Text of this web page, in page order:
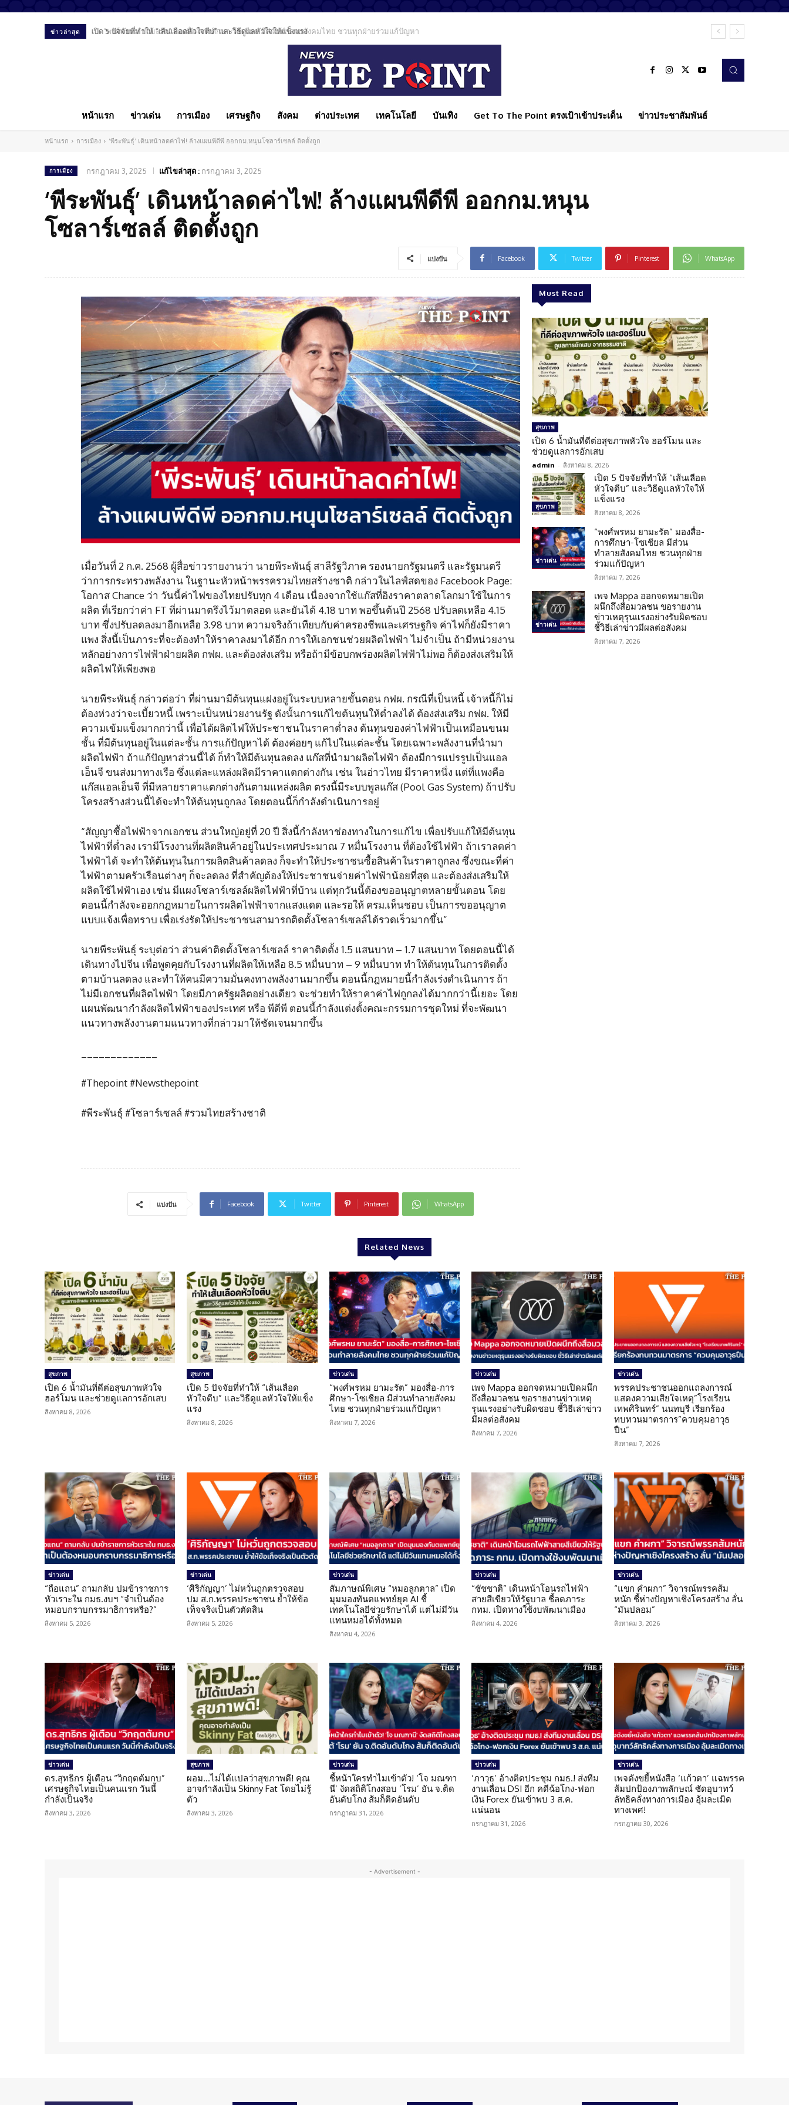
ข่าวล่าสุด “พงศ์พรหม ยามะรัต” มองสื่อ-การศึกษา-โซเชียล มีส่วนทำลายสังคมไทย ชวนทุกฝ่ายร่วมแก้ปัญหา
หน้าแรก ข่าวเด่น การเมือง เศรษฐกิจ สังคม ต่างประเทศ เทคโนโลยี บันเทิง Get To The Point ตรงเป้าเข้าประเด็น ข่าวประชาสัมพันธ์
หน้าแรก การเมือง ‘พีระพันธุ์’ เดินหน้าลดค่าไฟ! ล้างแผนพีดีพี ออกกม.หนุนโซลาร์เซลล์ ติดตั้งถูก
การเมือง กรกฎาคม 3, 2025 แก้ไขล่าสุด : กรกฎาคม 3, 2025
‘พีระพันธุ์’ เดินหน้าลดค่าไฟ! ล้างแผนพีดีพี ออกกม.หนุน
โซลาร์เซลล์ ติดตั้งถูก
แบ่งปัน Facebook Twitter Pinterest WhatsApp
เมื่อวันที่ 2 ก.ค. 2568 ผู้สื่อข่าวรายงานว่า นายพีระพันธุ์ สาลีรัฐวิภาค รองนายกรัฐมนตรี และรัฐมนตรี
ว่าการกระทรวงพลังงาน ในฐานะหัวหน้าพรรครวมไทยสร้างชาติ กล่าวในไลฟ์สดของ Facebook Page:
โอกาส Chance ว่า วันนี้ค่าไฟของไทยปรับทุก 4 เดือน เนื่องจากใช้แก๊สที่อิงราคาตลาดโลกมาใช้ในการ
ผลิต ที่เรียกว่าค่า FT ที่ผ่านมาตรึงไว้มาตลอด และยันได้ 4.18 บาท พอขึ้นต้นปี 2568 ปรับลดเหลือ 4.15
บาท ซึ่งปรับลดลงมาอีกเหลือ 3.98 บาท ความจริงถ้าเทียบกับค่าครองชีพและเศรษฐกิจ ค่าไฟก็ยังมีราคา
แพง สิ่งนี้เป็นภาระที่จะต้องทำให้ราคาลงมาได้อีก การให้เอกชนช่วยผลิตไฟฟ้า ไม่จำเป็น ถ้ามีหน่วยงาน
หลักอย่างการไฟฟ้าฝ่ายผลิต กฟผ. และต้องส่งเสริม หรือถ้ามีข้อบกพร่องผลิตไฟฟ้าไม่พอ ก็ต้องส่งเสริมให้
ผลิตไฟให้เพียงพอ
นายพีระพันธุ์ กล่าวต่อว่า ที่ผ่านมามีต้นทุนแฝงอยู่ในระบบหลายขั้นตอน กฟผ. กรณีที่เป็นหนี้ เจ้าหนี้ก็ไม่
ต้องห่วงว่าจะเบี้ยวหนี้ เพราะเป็นหน่วยงานรัฐ ดังนั้นการแก้ไขต้นทุนให้ต่ำลงได้ ต้องส่งเสริม กฟผ. ให้มี
ความเข้มแข็งมากกว่านี้ เพื่อได้ผลิตไฟให้ประชาชนในราคาต่ำลง ต้นทุนของค่าไฟฟ้าเป็นเหมือนขนม
ชั้น ที่มีต้นทุนอยู่ในแต่ละชั้น การแก้ปัญหาได้ ต้องค่อยๆ แก้ไปในแต่ละชั้น โดยเฉพาะพลังงานที่นำมา
ผลิตไฟฟ้า ถ้าแก้ปัญหาส่วนนี้ได้ ก็ทำให้มีต้นทุนลดลง แก๊สที่นำมาผลิตไฟฟ้า ต้องมีการแปรรูปเป็นแอล
เอ็นจี ขนส่งมาทางเรือ ซึ่งแต่ละแหล่งผลิตมีราคาแตกต่างกัน เช่น ในอ่าวไทย มีราคาหนึ่ง แต่ที่แพงคือ
แก๊สแอลเอ็นจี ที่มีหลายราคาแตกต่างกันตามแหล่งผลิต ตรงนี้มีระบบพูลแก๊ส (Pool Gas System) ถ้าปรับ
โครงสร้างส่วนนี้ได้จะทำให้ต้นทุนถูกลง โดยตอนนี้ก็กำลังดำเนินการอยู่
“สัญญาซื้อไฟฟ้าจากเอกชน ส่วนใหญ่อยู่ที่ 20 ปี สิ่งนี้กำลังหาช่องทางในการแก้ไข เพื่อปรับแก้ให้มีต้นทุน
ไฟฟ้าที่ต่ำลง เรามีโรงงานที่ผลิตสินค้าอยู่ในประเทศประมาณ 7 หมื่นโรงงาน ที่ต้องใช้ไฟฟ้า ถ้าเราลดค่า
ไฟฟ้าได้ จะทำให้ต้นทุนในการผลิตสินค้าลดลง ก็จะทำให้ประชาชนซื้อสินค้าในราคาถูกลง ซึ่งขณะที่ค่า
ไฟฟ้าตามครัวเรือนต่างๆ ก็จะลดลง ที่สำคัญต้องให้ประชาชนจ่ายค่าไฟฟ้าน้อยที่สุด และต้องส่งเสริมให้
ผลิตใช้ไฟฟ้าเอง เช่น มีแผงโซลาร์เซลล์ผลิตไฟฟ้าที่บ้าน แต่ทุกวันนี้ต้องขออนุญาตหลายขั้นตอน โดย
ตอนนี้กำลังจะออกกฎหมายในการผลิตไฟฟ้าจากแสงแดด และรอให้ ครม.เห็นชอบ เป็นการขออนุญาต
แบบแจ้งเพื่อทราบ เพื่อเร่งรัดให้ประชาชนสามารถติดตั้งโซลาร์เซลล์ได้รวดเร็วมากขึ้น”
นายพีระพันธุ์ ระบุต่อว่า ส่วนค่าติดตั้งโซลาร์เซลล์ ราคาติดตั้ง 1.5 แสนบาท – 1.7 แสนบาท โดยตอนนี้ได้
เดินทางไปจีน เพื่อพูดคุยกับโรงงานที่ผลิตให้เหลือ 8.5 หมื่นบาท – 9 หมื่นบาท ทำให้ต้นทุนในการติดตั้ง
ตามบ้านลดลง และทำให้คนมีความมั่นคงทางพลังงานมากขึ้น ตอนนี้กฎหมายนี้กำลังเร่งดำเนินการ ถ้า
ไม่มีเอกชนที่ผลิตไฟฟ้า โดยมีภาครัฐผลิตอย่างเดียว จะช่วยทำให้ราคาค่าไฟถูกลงได้มากกว่านี้เยอะ โดย
แผนพัฒนากำลังผลิตไฟฟ้าของประเทศ หรือ พีดีพี ตอนนี้กำลังแต่งตั้งคณะกรรมการชุดใหม่ ที่จะพัฒนา
แนวทางพลังงานตามแนวทางที่กล่าวมาให้ชัดเจนมากขึ้น
#Thepoint #Newsthepoint
#พีระพันธุ์ #โซลาร์เซลล์ #รวมไทยสร้างชาติ
แบ่งปัน Facebook Twitter Pinterest WhatsApp
Must Read
สุขภาพ
เปิด 6 น้ำมันที่ดีต่อสุขภาพหัวใจ ฮอร์โมน และ
ช่วยดูแลการอักเสบ
admin - สิงหาคม 8, 2026
สุขภาพ
เปิด 5 ปัจจัยที่ทำให้ “เส้นเลือด
หัวใจตีบ” และวิธีดูแลหัวใจให้
แข็งแรง
สิงหาคม 8, 2026
ข่าวเด่น
“พงศ์พรหม ยามะรัต” มองสื่อ-
การศึกษา-โซเชียล มีส่วน
ทำลายสังคมไทย ชวนทุกฝ่าย
ร่วมแก้ปัญหา
สิงหาคม 7, 2026
ข่าวเด่น
เพจ Mappa ออกจดหมายเปิด
ผนึกถึงสื่อมวลชน ขอรายงาน
ข่าวเหตุรุนแรงอย่างรับผิดชอบ
ชี้วิธีเล่าข่าวมีผลต่อสังคม
สิงหาคม 7, 2026
Related News
สุขภาพ
เปิด 6 น้ำมันที่ดีต่อสุขภาพหัวใจ
ฮอร์โมน และช่วยดูแลการอักเสบ
สิงหาคม 8, 2026
สุขภาพ
เปิด 5 ปัจจัยที่ทำให้ “เส้นเลือด
หัวใจตีบ” และวิธีดูแลหัวใจให้แข็ง
แรง
สิงหาคม 8, 2026
ข่าวเด่น
“พงศ์พรหม ยามะรัต” มองสื่อ-การ
ศึกษา-โซเชียล มีส่วนทำลายสังคม
ไทย ชวนทุกฝ่ายร่วมแก้ปัญหา
สิงหาคม 7, 2026
ข่าวเด่น
เพจ Mappa ออกจดหมายเปิดผนึก
ถึงสื่อมวลชน ขอรายงานข่าวเหตุ
รุนแรงอย่างรับผิดชอบ ชี้วิธีเล่าข่าว
มีผลต่อสังคม
สิงหาคม 7, 2026
ข่าวเด่น
พรรคประชาชนออกแถลงการณ์
แสดงความเสียใจเหตุ”โรงเรียน
เทพศิรินทร์” นนทบุรี เรียกร้อง
ทบทวนมาตรการ”ควบคุมอาวุธ
ปืน”
สิงหาคม 7, 2026
ข่าวเด่น
“ถือแถน” ถามกลับ ปมข้าราชการ
หัวเราะใน กมธ.งบฯ “จำเป็นต้อง
หมอบกราบกรรมาธิการหรือ?”
สิงหาคม 5, 2026
ข่าวเด่น
‘ศิริกัญญา’ ไม่หวั่นถูกตรวจสอบ
ปม ส.ก.พรรคประชาชน ย้ำให้ข้อ
เท็จจริงเป็นตัวตัดสิน
สิงหาคม 5, 2026
ข่าวเด่น
สัมภาษณ์พิเศษ “หมอลูกตาล” เปิด
มุมมองทันตแพทย์ยุค AI ชี้
เทคโนโลยีช่วยรักษาได้ แต่ไม่มีวัน
แทนหมอได้ทั้งหมด
สิงหาคม 4, 2026
ข่าวเด่น
“ชัชชาติ” เดินหน้าโอนรถไฟฟ้า
สายสีเขียวให้รัฐบาล ชี้ลดภาระ
กทม. เปิดทางใช้งบพัฒนาเมือง
สิงหาคม 4, 2026
ข่าวเด่น
“แขก คำผกา” วิจารณ์พรรคส้ม
หนัก ชี้ห่างปัญหาเชิงโครงสร้าง ลั่น
“มันปลอม”
สิงหาคม 3, 2026
ข่าวเด่น
ดร.สุทธิกร ผู้เตือน “วิกฤตต้มกบ”
เศรษฐกิจไทยเป็นคนแรก วันนี้
กำลังเป็นจริง
สิงหาคม 3, 2026
สุขภาพ
ผอม…ไม่ได้แปลว่าสุขภาพดี! คุณ
อาจกำลังเป็น Skinny Fat โดยไม่รู้
ตัว
สิงหาคม 3, 2026
ข่าวเด่น
ชี้หน้าใครทำไมเข้าตัว! ‘โจ มณฑา
นี’ งัดสถิติโกงสอบ ‘โรม’ ยัน จ.ติด
อันดับโกง ส้มก็ติดอันดับ
กรกฎาคม 31, 2026
ข่าวเด่น
‘ภาวุธ’ อ้างติดประชุม กมธ.! ส่งทีม
งานเลื่อน DSI อีก คดีฉ้อโกง-ฟอก
เงิน Forex ยันเข้าพบ 3 ส.ค.
แน่นอน
กรกฎาคม 31, 2026
ข่าวเด่น
เพจดังขยี้หนังสือ ‘แก้วตา’ แฉพรรค
ส้มปกป้องภาพลักษณ์ ซัดอุบาทว์
ลัทธิคลั่งทางการเมือง อุ้มละเมิด
ทางเพศ!
กรกฎาคม 30, 2026
- Advertisement -